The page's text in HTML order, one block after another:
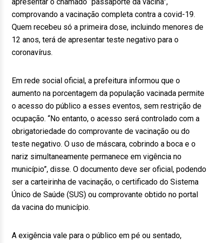
comprovando a vacinação completa contra a covid-19.
Quem recebeu só a primeira dose, incluindo menores de
12 anos, terá de apresentar teste negativo para o
coronavírus.
Em rede social oficial, a prefeitura informou que o
aumento na porcentagem da população vacinada permite
o acesso do público a esses eventos, sem restrição de
ocupação. “No entanto, o acesso será controlado com a
obrigatoriedade do comprovante de vacinação ou do
teste negativo. O uso de máscara, cobrindo a boca e o
nariz simultaneamente permanece em vigência no
município”, disse. O documento deve ser oficial, podendo
ser a carteirinha de vacinação, o certificado do Sistema
Único de Saúde (SUS) ou comprovante obtido no portal
da vacina do município.
A exigência vale para o público em pé ou sentado,